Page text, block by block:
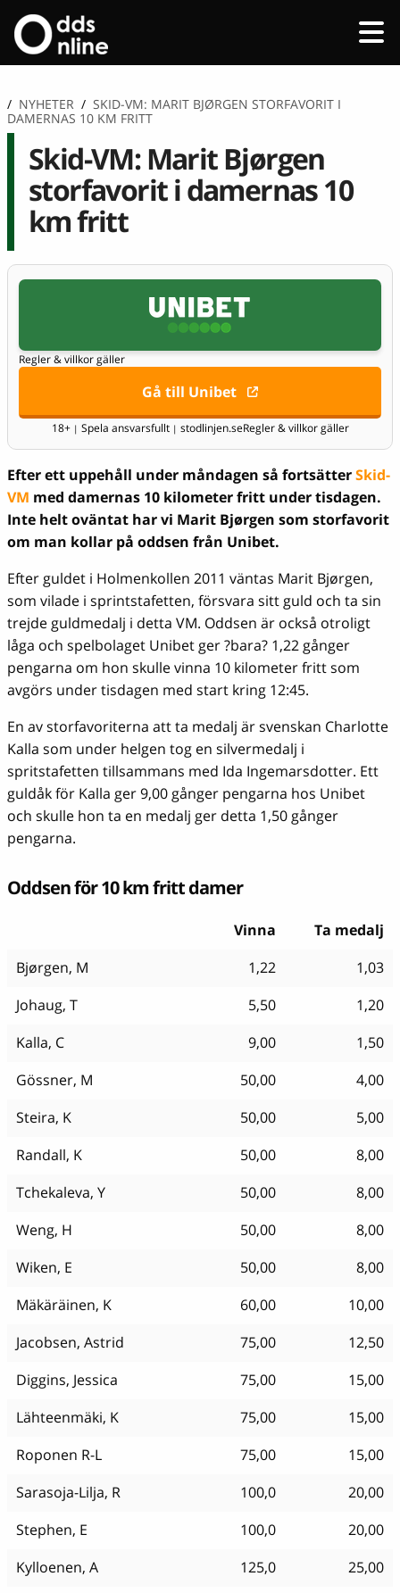
/ NYHETER / SKID-VM: MARIT BJØRGEN STORFAVORIT I
DAMERNAS 10 KM FRITT
Skid-VM: Marit Bjørgen
storfavorit i damernas 10
km fritt
Regler & villkor gäller
Gå till Unibet
18+ | Spela ansvarsfullt | stodlinjen.seRegler & villkor gäller
Efter ett uppehåll under måndagen så fortsätterSkid-
VM med damernas 10 kilometer fritt under tisdagen.
Inte helt oväntat har vi Marit Bjørgen som storfavorit
om man kollar på oddsen från Unibet.
Efter guldet i Holmenkollen 2011 väntas Marit Bjørgen,
som vilade i sprintstafetten, försvara sitt guld och ta sin
trejde guldmedalj i detta VM. Oddsen är också otroligt
låga och spelbolaget Unibet ger ?bara? 1,22 gånger
pengarna om hon skulle vinna 10 kilometer fritt som
avgörs under tisdagen med start kring 12:45.
En av storfavoriterna att ta medalj är svenskan Charlotte
Kalla som under helgen tog en silvermedalj i
spritstafetten tillsammans med Ida Ingemarsdotter. Ett
guldåk för Kalla ger 9,00 gånger pengarna hos Unibet
och skulle hon ta en medalj ger detta 1,50 gånger
pengarna.
Oddsen för 10 km fritt damer
Vinna
Ta medalj
Bjørgen, M
1,22
1,03
Johaug, T
5,50
1,20
Kalla, C
9,00
1,50
Gössner, M
50,00
4,00
Steira, K
50,00
5,00
Randall, K
50,00
8,00
Tchekaleva, Y
50,00
8,00
Weng, H
50,00
8,00
Wiken, E
50,00
8,00
Mäkäräinen, K
60,00
10,00
Jacobsen, Astrid
75,00
12,50
Diggins, Jessica
75,00
15,00
Lähteenmäki, K
75,00
15,00
Roponen R-L
75,00
15,00
Sarasoja-Lilja, R
100,0
20,00
Stephen, E
100,0
20,00
Kylloenen, A
125,0
25,00